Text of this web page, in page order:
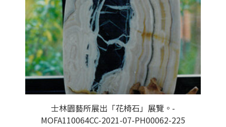
士林園藝所展出「花椅石」展覽。-
MOFA110064CC-2021-07-PH00062-225